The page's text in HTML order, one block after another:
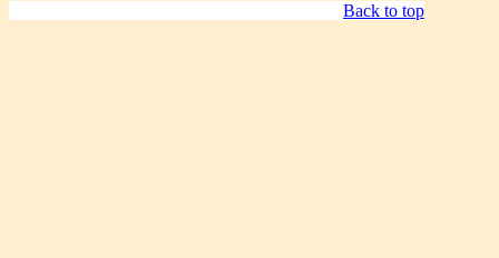
Back to top